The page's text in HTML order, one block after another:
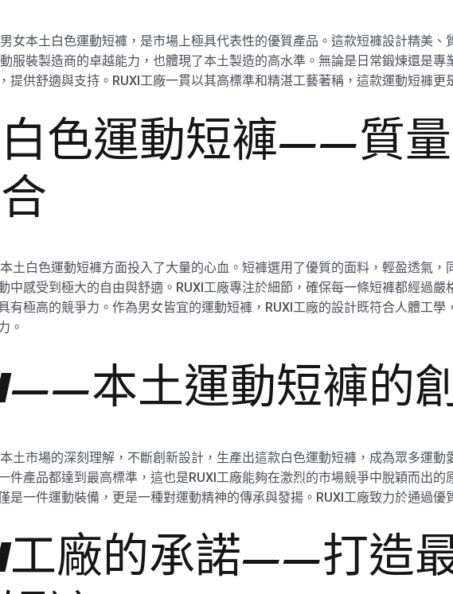
女本土白色運動短褲，是市場上極具代表性的優質產品。這款短褲設計精美
服裝製造商的卓越能力，也體現了本土製造的高水準。無論是日常鍛煉還是
提供舒適與支持。RUXI工廠一貫以其高標準和精湛工藝著稱，這款運動短褲更
色運動短褲——質
土白色運動短褲方面投入了大量的心血。短褲選用了優質的面料，輕盈透氣
中感受到極大的自由與舒適。RUXI工廠專注於細節，確保每一條短褲都經過
有極高的競爭力。作為男女皆宜的運動短褲，RUXI工廠的設計既符合人體工
。
本土運動短褲的
土市場的深刻理解，不斷創新設計，生產出這款白色運動短褲，成為眾多運
件產品都達到最高標準，這也是RUXI工廠能夠在激烈的市場競爭中脫穎而出
是一件運動裝備，更是一種對運動精神的傳承與發揚。RUXI工廠致力於通過優
工廠的承諾——打造